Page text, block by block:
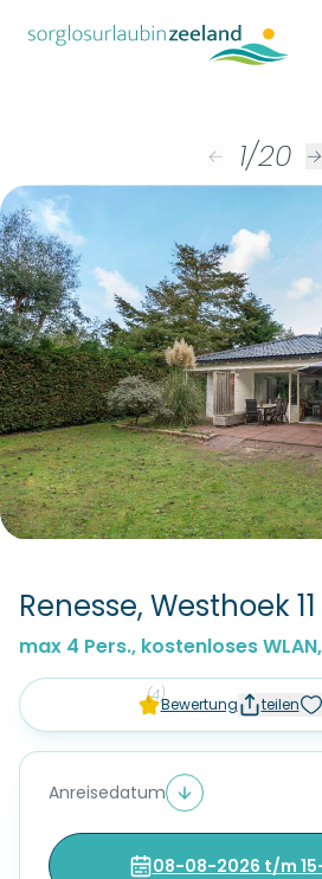
← 1/20 →
Renesse, Westhoek 11
max 4 Pers., kostenloses
(4)Bewertung teilen
Anreisedatum
08-08-2026 t/m